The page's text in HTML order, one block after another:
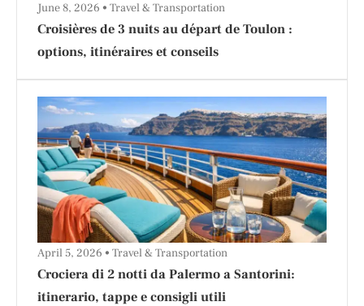
Croisières de 3 nuits au départ de Toulon :
options, itinéraires et conseils
June 8, 2026 Travel & Transportation
Crociera di 2 notti da Palermo a Santorini:
itinerario, tappe e consigli utili
April 5, 2026 Travel & Transportation